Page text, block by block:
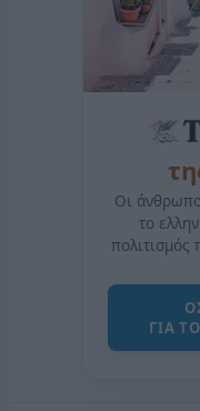
Οι
το
πολιτισμός
ΓΙΑ